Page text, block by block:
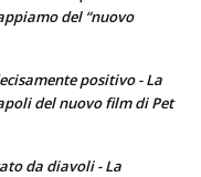
del “nuovo
positivo - La
del nuovo film di Pet
da diavoli - La